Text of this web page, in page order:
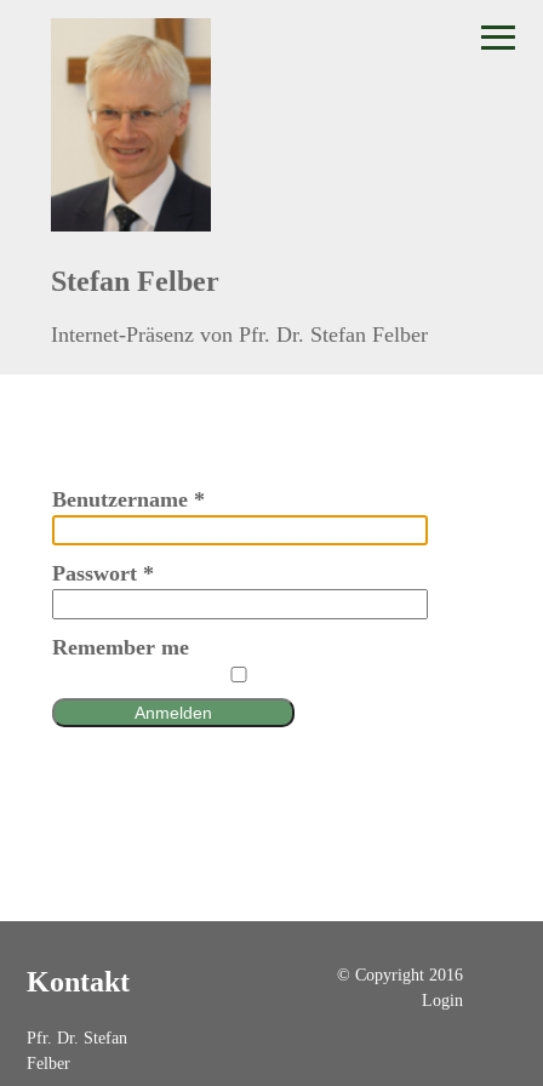
Stefan Felber
Internet-Präsenz von Pfr. Dr. Stefan Felber
Benutzername*
Passwort*
Remember me
Anmelden
Kontakt
Pfr. Dr. Stefan
Felber
© Copyright 2016
Login
≡